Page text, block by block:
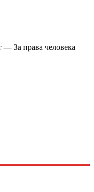
— За права человека